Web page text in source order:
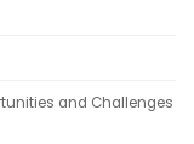
and Challenges